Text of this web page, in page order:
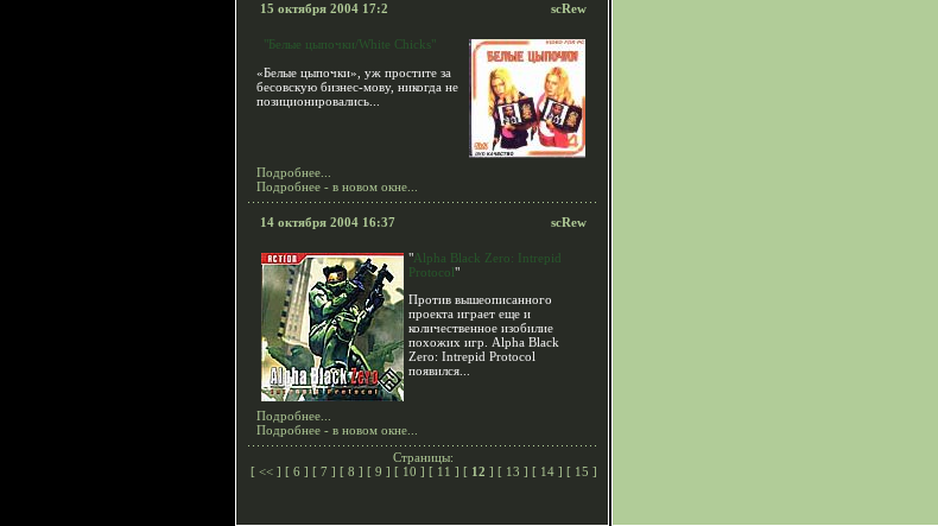
15 октября 2004 17:2 scRew
"Белые цыпочки/White Chicks"
«Белые цыпочки», уж простите за
бесовскую бизнес-мову, никогда не
позиционировались...
Подробнее...
Подробнее - в новом окне...
14 октября 2004 16:37 scRew
"Alpha Black Zero: Intrepid
Protocol"
Против вышеописанного
проекта играет еще и
количественное изобилие
похожих игр. Alpha Black
Zero: Intrepid Protocol
появился...
Подробнее...
Подробнее - в новом окне...
Страницы:
[ << ] [ 6 ] [ 7 ] [ 8 ] [ 9 ] [ 10 ] [ 11 ] [ 12 ] [ 13 ] [ 14 ] [ 15 ]